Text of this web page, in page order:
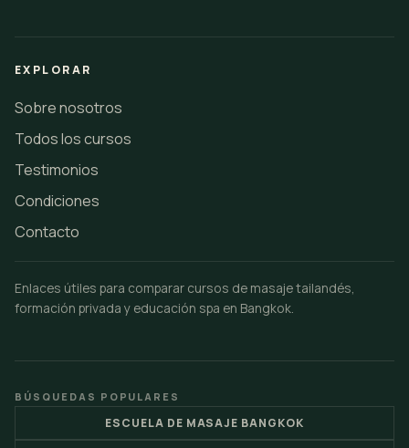
EXPLORAR
Sobre nosotros
Todos los cursos
Testimonios
Condiciones
Contacto
Enlaces útiles para comparar cursos de masaje tailandés,
formación privada y educación spa en Bangkok.
BÚSQUEDAS POPULARES
ESCUELA DE MASAJE BANGKOK